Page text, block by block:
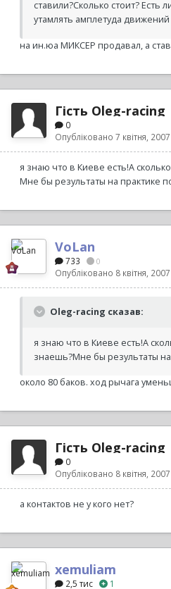
ставили?Сколько стоит? Есть
утамлять амплетуда движений
на ин.юа МИКСЕР продавал, а
Гість Oleg-racing
0
Опубліковано 7 квітня, 2007
я знаю что в Киеве есть!А
Мне бы результаты на практике
VoLan
733 0
Опубліковано 8 квітня, 2007
Oleg-racing сказав:
я знаю что в Киеве есть!А
знаешь?Мне бы результаты
около 80 баков. ход рычага
Гість Oleg-racing
0
Опубліковано 8 квітня, 2007
а контактов не у кого нет?
xemuliam
2,5 тис 1